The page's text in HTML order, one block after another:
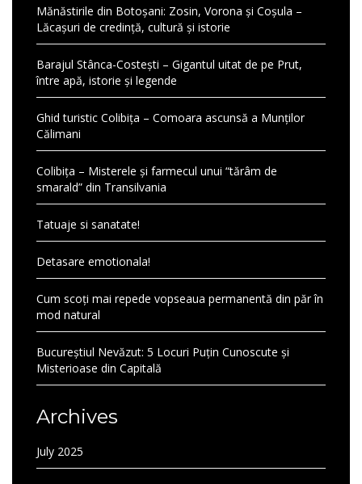
Mănăstirile din Botoșani: Zosin, Vorona și Coșula –
Lăcașuri de credință, cultură și istorie
Barajul Stânca-Costești – Gigantul uitat de pe Prut,
între apă, istorie și legende
Ghid turistic Colibița – Comoara ascunsă a Munților
Călimani
Colibița – Misterele și farmecul unui “tărâm de
smarald” din Transilvania
Tatuaje si sanatate!
Detasare emotionala!
Cum scoți mai repede vopseaua permanentă din păr în
mod natural
Bucureștiul Nevăzut: 5 Locuri Puțin Cunoscute și
Misterioase din Capitală
Archives
July 2025